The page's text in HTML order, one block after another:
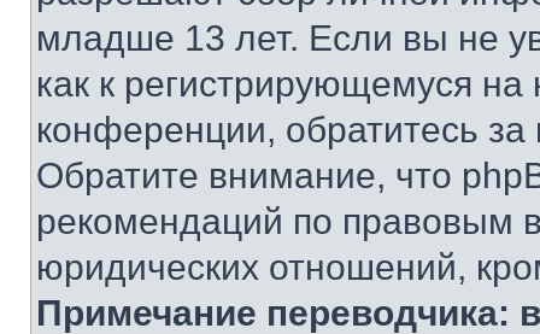
младше 13 лет. Если вы не
как к регистрирующемуся
конференции, обратитесь
Обратите внимание, что
рекомендаций по правовым
юридических отношений,
Примечание переводчика: